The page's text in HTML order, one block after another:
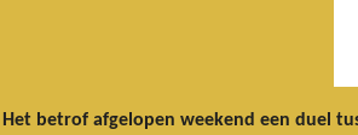
Het betrof afgelopen weekend een duel